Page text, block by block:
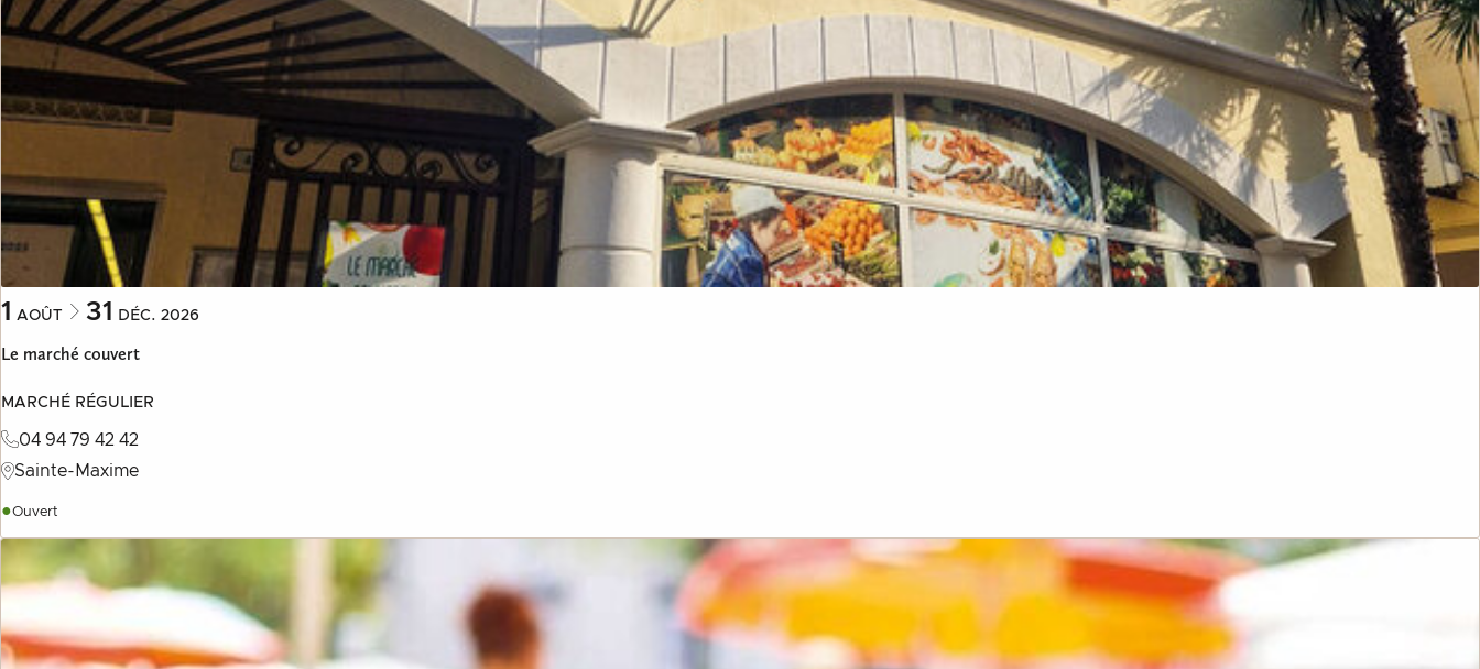
1 AOÛT 31 DÉC. 2026
Le marché couvert
MARCHÉ RÉGULIER
04 94 79 42 42
Sainte-Maxime
●Ouvert